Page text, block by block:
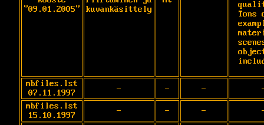
"09.01.2005"
kuvankäsittely
Tons
mbfiles.lst
07.11.1997
- - -
mbfiles.lst
15.10.1997
- - -